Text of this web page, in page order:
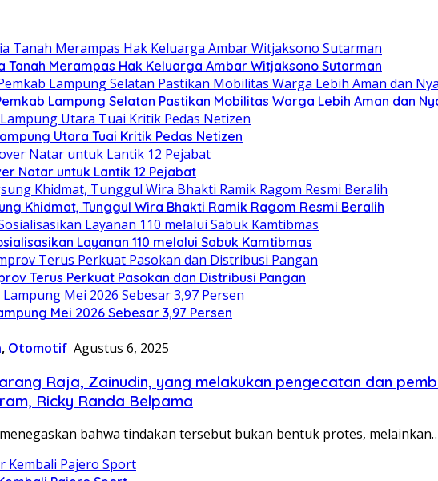
Tanah Merampas Hak Keluarga Ambar Witjaksono Sutarman
Lampung Selatan Pastikan Mobilitas Warga Lebih Aman dan
Utara Tuai Kritik Pedas Netizen
Natar untuk Lantik 12 Pejabat
Khidmat, Tunggul Wira Bhakti Ramik Ragom Resmi Beralih
Layanan 110 melalui Sabuk Kamtibmas
Terus Perkuat Pasokan dan Distribusi Pangan
Mei 2026 Sebesar 3,97 Persen
, Otomotif Agustus 6, 2025
Raja, Zainudin, yang melakukan pengecatan dan
Ricky Randa Belpama
menegaskan bahwa tindakan tersebut bukan bentuk protes,